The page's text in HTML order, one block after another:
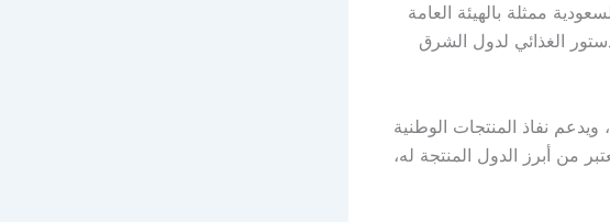
ممثلة بالهيئة العامة
الغذائي لدول الشرق
نفاذ المنتجات الوطنية
من أبرز الدول المنتجة له،